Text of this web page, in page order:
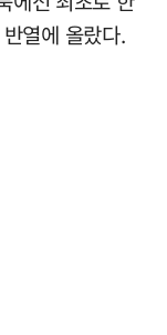
열에 올랐다.